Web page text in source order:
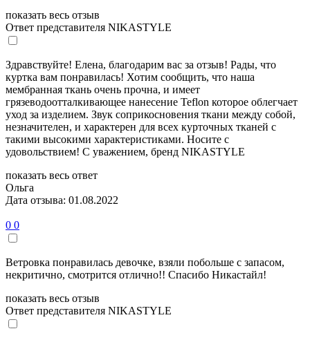
показать весь отзыв
Ответ представителя NIKASTYLE
Здравствуйте! Елена, благодарим вас за отзыв! Рады, что
куртка вам понравилась! Хотим сообщить, что наша
мембранная ткань очень прочна, и имеет
грязеводоотталкивающее нанесение Teflon которое облегчает
уход за изделием. Звук соприкосновения ткани между собой,
незначителен, и характерен для всех курточных тканей с
такими высокими характеристиками. Носите с
удовольствием! С уважением, бренд NIKASTYLE
показать весь ответ
Ольга
Дата отзыва: 01.08.2022
0 0
Ветровка понравилась девочке, взяли побольше с запасом,
некритично, смотрится отлично!! Спасибо Никастайл!
показать весь отзыв
Ответ представителя NIKASTYLE